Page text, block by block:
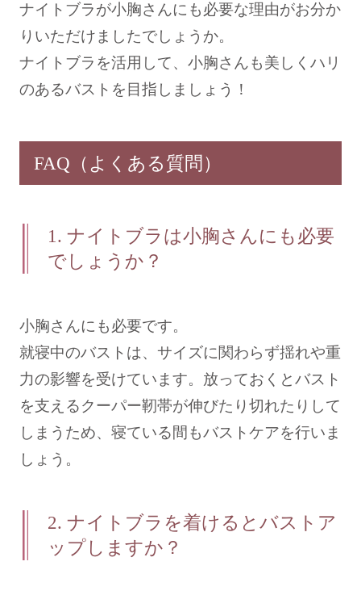
ナイトブラが小胸さんにも必要な理由がお分か
りいただけましたでしょうか。
ナイトブラを活用して、小胸さんも美しくハリ
のあるバストを目指しましょう！
FAQ（よくある質問）
1. ナイトブラは小胸さんにも必要
でしょうか？
小胸さんにも必要です。
就寝中のバストは、サイズに関わらず揺れや重
力の影響を受けています。放っておくとバスト
を支えるクーパー靭帯が伸びたり切れたりして
しまうため、寝ている間もバストケアを行いま
しょう。
2. ナイトブラを着けるとバストア
ップしますか？